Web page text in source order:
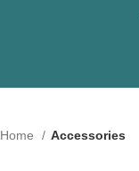
Home Accessories